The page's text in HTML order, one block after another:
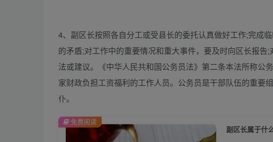
4、副区长按照各自分工或受县长的委托认真做好工作;完成
的矛盾;对工作中的重要情况和重大事件，要及时向区长报
法或建议。《中华人民共和国公务员法》第二条本法所称公
家财政负担工资福利的工作人员。公务员是干部队伍的重要
仆。
副区长属于什
免费阅读